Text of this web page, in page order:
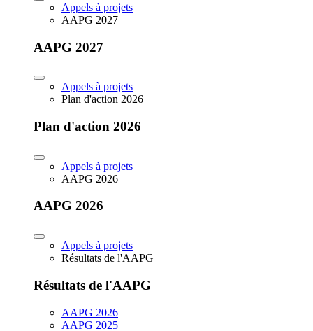
Appels à projets
AAPG 2027
AAPG 2027
Appels à projets
Plan d'action 2026
Plan d'action 2026
Appels à projets
AAPG 2026
AAPG 2026
Appels à projets
Résultats de l'AAPG
Résultats de l'AAPG
AAPG 2026
AAPG 2025